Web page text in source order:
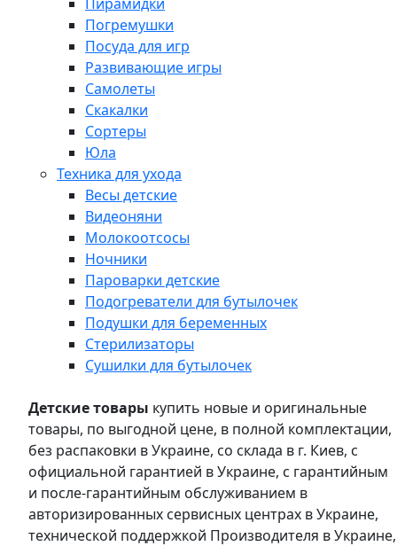
Погремушки
Посуда для игр
Развивающие игры
Самолеты
Скакалки
Сортеры
Юла
Техника для ухода
Весы детские
Видеоняни
Молокоотсосы
Ночники
Пароварки детские
Подогреватели для бутылочек
Подушки для беременных
Стерилизаторы
Сушилки для бутылочек
Детские товары купить новые и оригинальные
товары, по выгодной цене, в полной комплектации,
без распаковки в Украине, со склада в г. Киев, с
официальной гарантией в Украине, с гарантийным
и после-гарантийным обслуживанием в
авторизированных сервисных центрах в Украине,
технической поддержкой Производителя в Украине,